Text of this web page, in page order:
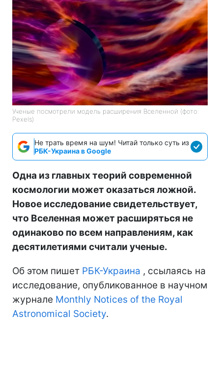
Ученые посмотрели модель расширения Вселенной (фото:
Pexels)
Не трать время на шум! Читай только суть из
РБК-Украина в Google
Одна из главных теорий современной
космологии может оказаться ложной.
Новое исследование свидетельствует,
что Вселенная может расширяться не
одинаково по всем направлениям, как
десятилетиями считали ученые.
Об этом пишет РБК-Украина , ссылаясь на
исследование, опубликованное в научном
журнале Monthly Notices of the Royal
Astronomical Society.